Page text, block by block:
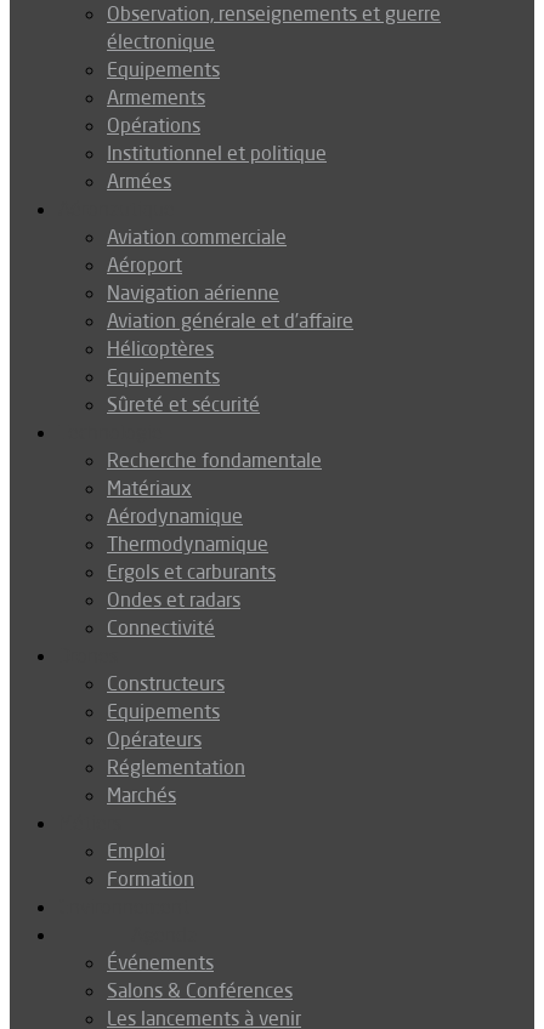
Observation, renseignements et guerre
électronique
Equipements
Armements
Opérations
Institutionnel et politique
Armées
Aviation commerciale
Aéroport
Navigation aérienne
Aviation générale et d’affaire
Hélicoptères
Equipements
Sûreté et sécurité
Recherche fondamentale
Matériaux
Aérodynamique
Thermodynamique
Ergols et carburants
Ondes et radars
Connectivité
Constructeurs
Equipements
Opérateurs
Réglementation
Marchés
Emploi
Formation
Événements
Salons & Conférences
Les lancements à venir